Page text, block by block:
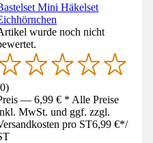
Mini Häkelset
wurde noch nicht
0)
— 6,99 € * Alle Preise
MwSt. und ggf. zzgl.
pro ST6,99 €*/